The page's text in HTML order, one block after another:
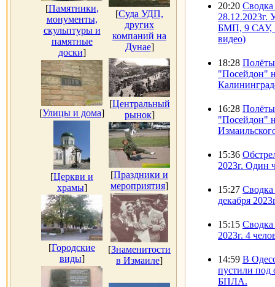
[Памятники,
монументы,
скульптуры и
памятные
доски]
[Суда УДП,
других
компаний на
Дунае]
[Улицы и дома]
[Центральный
рынок]
[Церкви и
храмы]
[Праздники и
мероприятия]
[Городские
виды]
[Знаменитости
в Измаиле]
20:20
28.12.2023г.
БМП, 9 САУ,
видео)
18:28
"Посейдон"
16:28
"Посейдон"
15:36
2023г. Один
15:27 Сводка
декабря
15:15 Сводка
2023г. 4
14:59 В
пустили под
БПЛА.